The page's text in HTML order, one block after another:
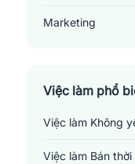
Marketing
Tài chính - Đầu
Xây dựng
Y tế - Chăm sóc
Việc làm phổ
Việc làm Không
Việc làm Bán thời